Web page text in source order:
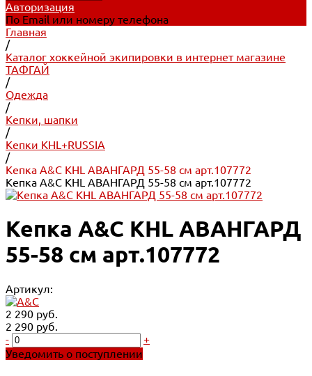
Авторизация
По Email или номеру телефона
Главная
/
Каталог хоккейной экипировки в интернет магазине
ТАФГАЙ
/
Одежда
/
Кепки, шапки
/
Кепки KHL+RUSSIA
/
Кепка A&C KHL АВАНГАРД 55-58 см арт.107772
Кепка A&C KHL АВАНГАРД 55-58 см арт.107772
Кепка A&C KHL АВАНГАРД
55-58 см арт.107772
Артикул:
2 290 руб.
2 290 руб.
-
+
Уведомить о поступлении